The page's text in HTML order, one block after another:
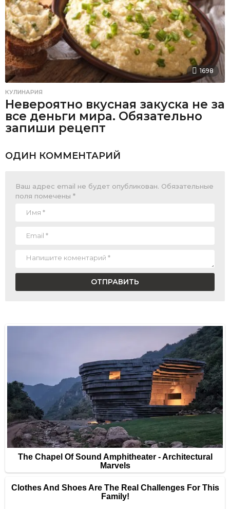
1698
КУЛИНАРИЯ
Невероятно вкусная закуска не за
все деньги мира. Обязательно
запиши рецепт
ОДИН КОММЕНТАРИЙ
Ваш адрес email не будет опубликован. Обязательные
поля помечены *